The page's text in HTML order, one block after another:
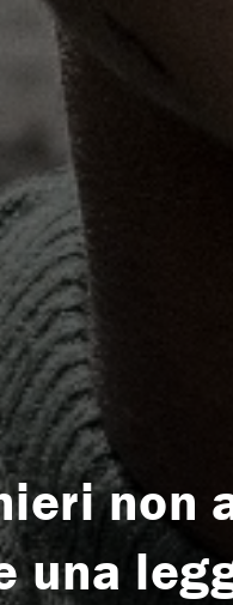
non
una